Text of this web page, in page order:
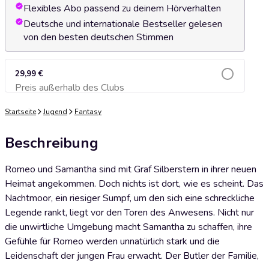
Flexibles Abo passend zu deinem Hörverhalten
Deutsche und internationale Bestseller gelesen
von den besten deutschen Stimmen
29,99 €
Preis außerhalb des ClubsZum Warenkorb hinzufügen
Startseite Jugend Fantasy
Beschreibung
Romeo und Samantha sind mit Graf Silberstern in ihrer neuen
Heimat angekommen. Doch nichts ist dort, wie es scheint. Das
Nachtmoor, ein riesiger Sumpf, um den sich eine schreckliche
Legende rankt, liegt vor den Toren des Anwesens. Nicht nur
die unwirtliche Umgebung macht Samantha zu schaffen, ihre
Gefühle für Romeo werden unnatürlich stark und die
Leidenschaft der jungen Frau erwacht. Der Butler der Familie,